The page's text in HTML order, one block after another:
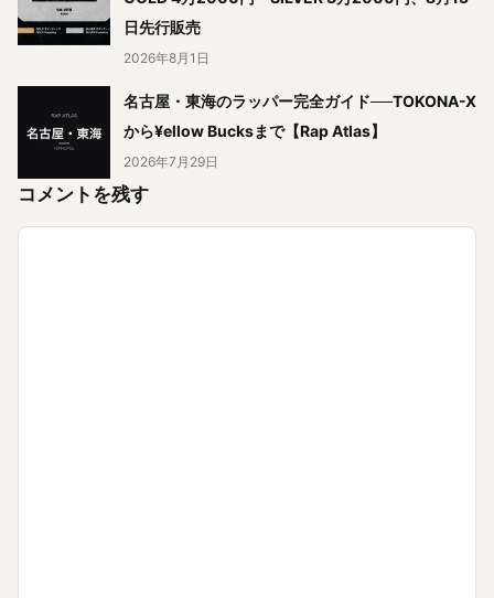
日先行販売
2026年8月1日
名古屋・東海のラッパー完全ガイド──TOKONA-X
から¥ellow Bucksまで【Rap Atlas】
2026年7月29日
コメントを残す